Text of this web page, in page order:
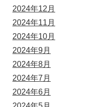
2024年12月
2024年11月
2024年10月
2024年9月
2024年8月
2024年7月
2024年6月